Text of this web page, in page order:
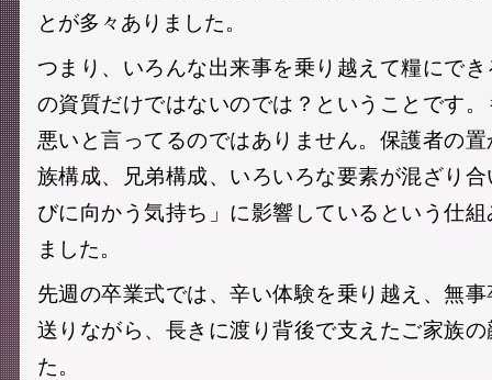
とが多々ありました。
つまり、いろんな出来事を乗り越えて糧にで
の資質だけではないのでは？ということです
悪いと言ってるのではありません。保護者の
族構成、兄弟構成、いろいろな要素が混ざり
びに向かう気持ち」に影響しているという仕
ました。
先週の卒業式では、辛い体験を乗り越え、無
送りながら、長きに渡り背後で支えたご家族
た。